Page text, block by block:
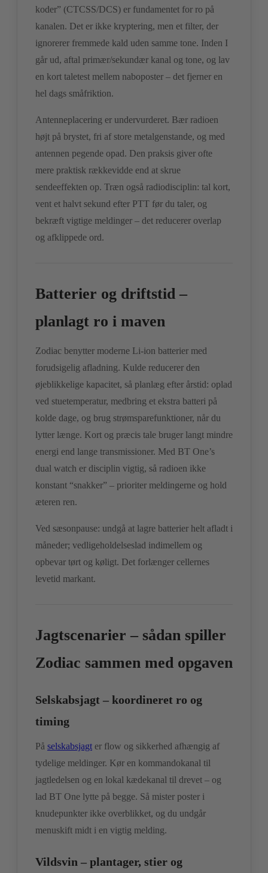
koder” (CTCSS/DCS) er fundamentet for ro på
kanalen. Det er ikke kryptering, men et filter, der
ignorerer fremmede kald uden samme tone. Inden I
går ud, aftal primær/sekundær kanal og tone, og lav
en kort taletest mellem naboposter – det fjerner en
hel dags småfriktion.
Antenneplacering er undervurderet. Bær radioen
højt på brystet, fri af store metalgenstande, og med
antennen pegende opad. Den praksis giver ofte
mere praktisk rækkevidde end at skrue
sendeeffekten op. Træn også radiodisciplin: tal kort,
vent et halvt sekund efter PTT før du taler, og
bekræft vigtige meldinger – det reducerer overlap
og afklippede ord.
Batterier og driftstid –
planlagt ro i maven
Zodiac benytter moderne Li-ion batterier med
forudsigelig afladning. Kulde reducerer den
øjeblikkelige kapacitet, så planlæg efter årstid: oplad
ved stuetemperatur, medbring et ekstra batteri på
kolde dage, og brug strømsparefunktioner, når du
lytter længe. Kort og præcis tale bruger langt mindre
energi end lange transmissioner. Med BT One’s
dual watch er disciplin vigtig, så radioen ikke
konstant “snakker” – prioriter meldingerne og hold
æteren ren.
Ved sæsonpause: undgå at lagre batterier helt afladt i
måneder; vedligeholdelseslad indimellem og
opbevar tørt og køligt. Det forlænger cellernes
levetid markant.
Jagtscenarier – sådan spiller
Zodiac sammen med opgaven
Selskabsjagt – koordineret ro og
timing
På selskabsjagt er flow og sikkerhed afhængig af
tydelige meldinger. Kør en kommandokanal til
jagtledelsen og en lokal kædekanal til drevet – og
lad BT One lytte på begge. Så mister poster i
knudepunkter ikke overblikket, og du undgår
menuskift midt i en vigtig melding.
Vildsvin – plantager, stier og